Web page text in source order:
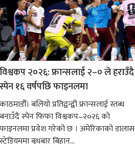
विश्वकप २०२६: फ्रान्सलाई २–० ले हराउँदै
स्पेन १६ वर्षपछि फाइनलमा
काठमाडौँ। बलियो प्रतिद्वन्द्वी फ्रान्सलाई स्तब्ध
बनाउँदै स्पेन फिफा विश्वकप–२०२६ को
फाइनलमा प्रवेश गरेको छ । अमेरिकाको डालास
स्टेडियममा बुधबार बिहान...